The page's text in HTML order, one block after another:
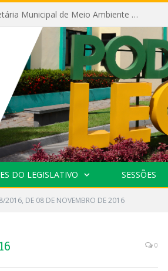
Câmara recebe palestra da Secretária Municipal de Meio Ambiente sobre as ações da “SEMANA DO MEIO AMBIENTE”
DO LEGISLATIVO SESSÕES
2016, DE 08 DE NOVEMBRO DE 2016
0